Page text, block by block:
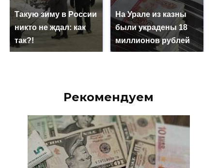
Такую зиму в России
никто не ждал: как
так?!
На Урале из казны
были украдены 18
миллионов рублей
Рекомендуем